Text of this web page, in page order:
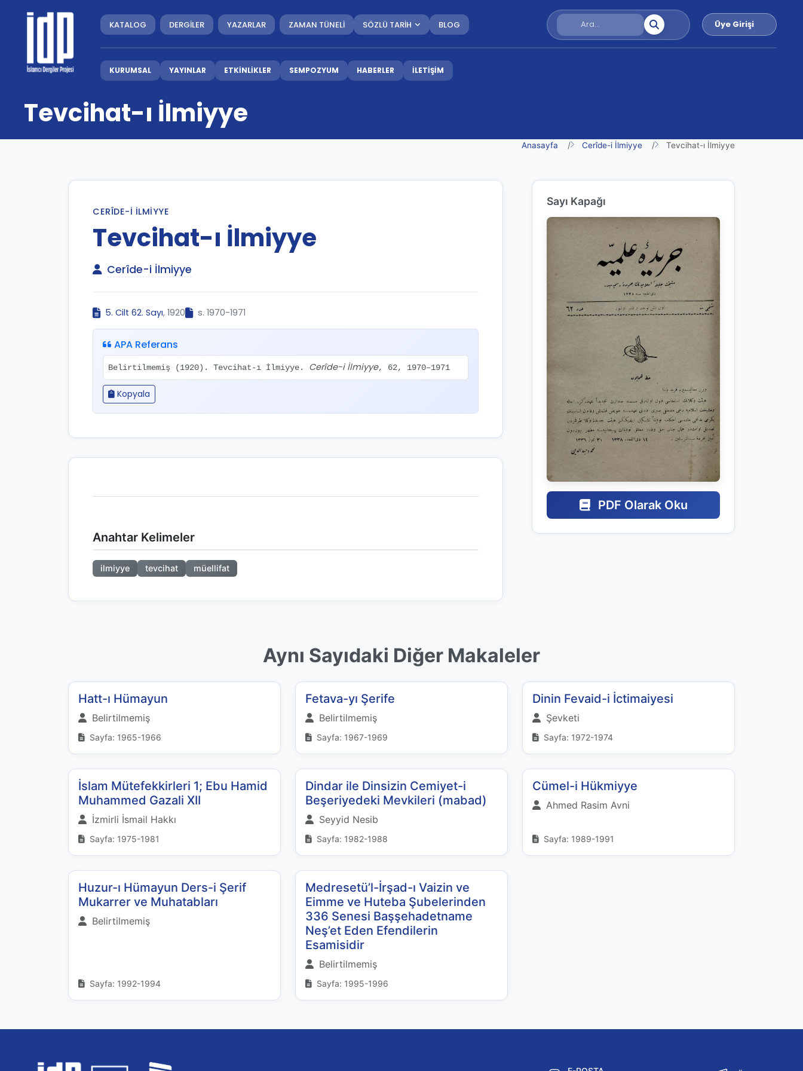
KATALOG DERGİLER YAZARLAR ZAMAN TÜNELİ SÖZLÜ TARİH BLOG Üye Girişi
KURUMSAL YAYINLAR ETKİNLİKLER SEMPOZYUM HABERLER İLETİŞİM
Tevcihat-ı İlmiyye
Anasayfa Cerîde-i İlmiyye Tevcihat-ı İlmiyye
CERÎDE-I İLMIYYE
Tevcihat-ı İlmiyye
Cerîde-i İlmiyye
5. Cilt 62. Sayı, 1920 s. 1970-1971
APA Referans
Belirtilmemiş (1920). Tevcihat-ı İlmiyye. Cerîde-i İlmiyye, 62, 1970–1971
Kopyala
Anahtar Kelimeler
ilmiyye tevcihat müellifat
Sayı Kapağı
PDF Olarak Oku
Aynı Sayıdaki Diğer Makaleler
Hatt-ı Hümayun
Belirtilmemiş
Sayfa: 1965-1966
Fetava-yı Şerife
Belirtilmemiş
Sayfa: 1967-1969
Dinin Fevaid-i İctimaiyesi
Şevketi
Sayfa: 1972-1974
İslam Mütefekkirleri 1; Ebu Hamid
Muhammed Gazali XII
İzmirli İsmail Hakkı
Sayfa: 1975-1981
Dindar ile Dinsizin Cemiyet-i
Beşeriyedeki Mevkileri (mabad)
Seyyid Nesib
Sayfa: 1982-1988
Cümel-i Hükmiyye
Ahmed Rasim Avni
Sayfa: 1989-1991
Huzur-ı Hümayun Ders-i Şerif
Mukarrer ve Muhatabları
Belirtilmemiş
Sayfa: 1992-1994
Medresetü’l-İrşad-ı Vaizin ve
Eimme ve Huteba Şubelerinden
336 Senesi Başşehadetname
Neş’et Eden Efendilerin
Esamisidir
Belirtilmemiş
Sayfa: 1995-1996